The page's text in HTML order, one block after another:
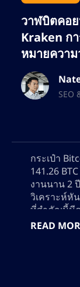
วาฬบิตคอ
Kraken ก
หมายควา
SEO
กระเป๋า
141.26
งานนาน 2
วิเคราะห์หั
ที่สำคัญนี้มี
Bitcoin สัญ
READ